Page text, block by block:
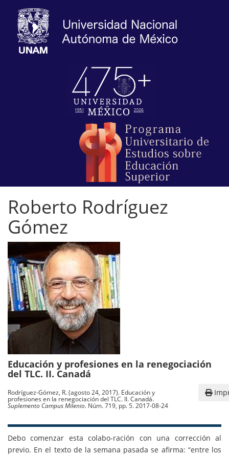
Roberto Rodríguez
Gómez
Educación y profesiones en la renegociación
del TLC. II. Canadá
Rodríguez-Gómez, R. (agosto 24, 2017). Educación y
profesiones en la renegociación del TLC. II. Canadá.
Suplemento Campus Milenio. Núm. 719, pp. 5. 2017-08-24
Debo comenzar esta colabo-ración con una corrección al
previo. En el texto de la semana pasada se afirma: “entre los